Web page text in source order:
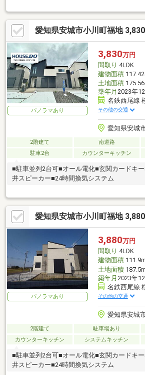
愛知県安城市小川町福地
パノラマあり
3,830万円
間取り 4LDK
建物面積
土地面積
築年月 2023年
名鉄西尾線
その他の交通
愛知県安城
2階建て 南道路
駐車2台
カウンターキッチン
■駐車並列2台可■オール電化■玄関カードキ
井スピーカー■24時間換気システム
愛知県安城市小川町福地
パノラマあり
3,880万円
間取り 4LDK
建物面積
土地面積
築年月 2023年
名鉄西尾線
その他の交通
愛知県安城
2階建て 駐車場あり
カウンターキッチン
システムキッチン
■駐車並列2台可■オール電化■玄関カードキ
井スピーカー■24時間換気システム